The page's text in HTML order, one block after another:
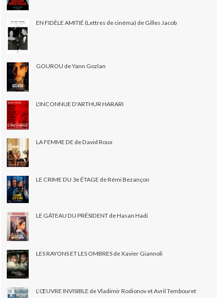
EN FIDÈLE AMITIÉ (Lettres de cinéma) de Gilles Jacob
GOUROU de Yann Gozlan
L'INCONNUE D'ARTHUR HARARI
LA FEMME DE de David Roux
LE CRIME DU 3e ÉTAGE de Rémi Bezançon
LE GÂTEAU DU PRÉSIDENT de Hasan Hadi
LES RAYONS ET LES OMBRES de Xavier Giannoli
L’ŒUVRE INVISIBLE de Vladimir Rodionov et Avril Tembouret